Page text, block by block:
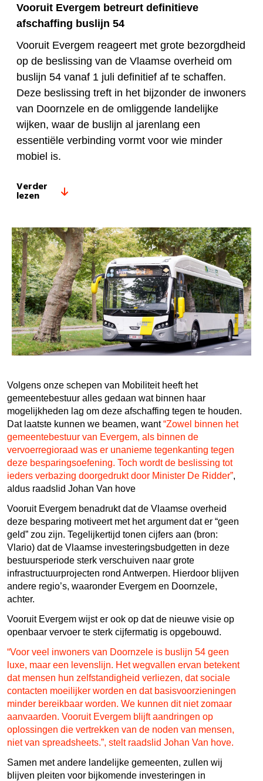
Vooruit Evergem betreurt definitieve
afschaffing buslijn 54
Vooruit Evergem reageert met grote bezorgdheid
op de beslissing van de Vlaamse overheid om
buslijn 54 vanaf 1 juli definitief af te schaffen.
Deze beslissing treft in het bijzonder de inwoners
van Doornzele en de omliggende landelijke
wijken, waar de buslijn al jarenlang een
essentiële verbinding vormt voor wie minder
mobiel is.
Verder
lezen
Volgens onze schepen van Mobiliteit heeft het
gemeentebestuur alles gedaan wat binnen haar
mogelijkheden lag om deze afschaffing tegen te houden.
Dat laatste kunnen we beamen, want“Zowel binnen het
gemeentebestuur van Evergem, als binnen de
vervoerregioraad was er unanieme tegenkanting tegen
deze besparingsoefening. Toch wordt de beslissing tot
ieders verbazing doorgedrukt door Minister De Ridder”,
aldus raadslid Johan Van hove
Vooruit Evergem benadrukt dat de Vlaamse overheid
deze besparing motiveert met het argument dat er “geen
geld” zou zijn. Tegelijkertijd tonen cijfers aan (bron:
Vlario) dat de Vlaamse investeringsbudgetten in deze
bestuursperiode sterk verschuiven naar grote
infrastructuurprojecten rond Antwerpen. Hierdoor blijven
andere regio’s, waaronder Evergem en Doornzele,
achter.
Vooruit Evergem wijst er ook op dat de nieuwe visie op
openbaar vervoer te sterk cijfermatig is opgebouwd.
“Voor veel inwoners van Doornzele is buslijn 54 geen
luxe, maar een levenslijn. Het wegvallen ervan betekent
dat mensen hun zelfstandigheid verliezen, dat sociale
contacten moeilijker worden en dat basisvoorzieningen
minder bereikbaar worden. We kunnen dit niet zomaar
aanvaarden. Vooruit Evergem blijft aandringen op
oplossingen die vertrekken van de noden van mensen,
niet van spreadsheets.”, stelt raadslid Johan Van hove.
Samen met andere landelijke gemeenten, zullen wij
blijven pleiten voor bijkomende investeringen in